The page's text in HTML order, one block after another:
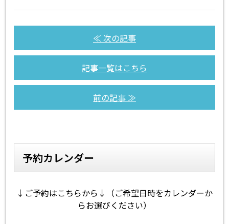
≪ 次の記事
記事一覧はこちら
前の記事 ≫
予約カレンダー
↓ご予約はこちらから↓（ご希望日時をカレンダーか
らお選びください）